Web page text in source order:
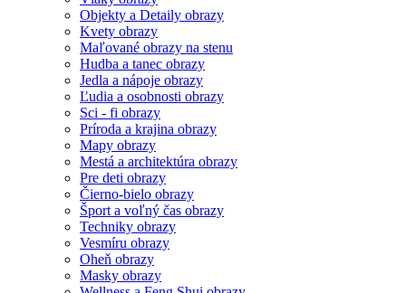
Objekty a Detaily obrazy
Kvety obrazy
Maľované obrazy na stenu
Hudba a tanec obrazy
Jedla a nápoje obrazy
Ľudia a osobnosti obrazy
Sci - fi obrazy
Príroda a krajina obrazy
Mapy obrazy
Mestá a architektúra obrazy
Pre deti obrazy
Čierno-bielo obrazy
Šport a voľný čas obrazy
Techniky obrazy
Vesmíru obrazy
Oheň obrazy
Masky obrazy